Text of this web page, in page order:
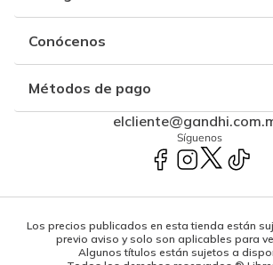
Conócenos
Métodos de pago
Síguenos
Los precios publicados en esta tienda están
previo aviso y solo son aplicables para
Algunos títulos están sujetos a